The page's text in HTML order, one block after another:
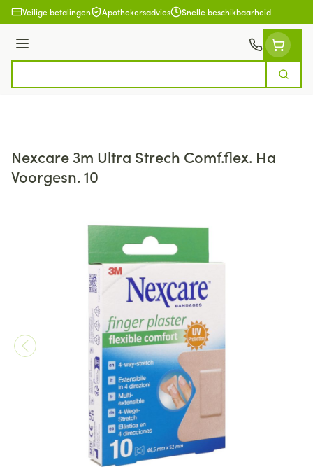
Ga naar de inhoud
Veilige betalingen Apothekersadvies Snelle beschikbaarheid
Menu
Zoek
Nexcare 3m Ultra Strech Comf.flex. Ha
Voorgesn. 10